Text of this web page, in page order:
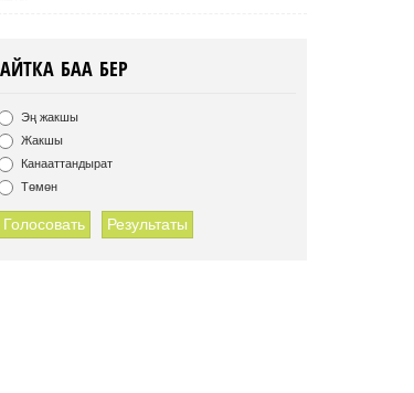
баа бер
Эң жакшы
Жакшы
Канааттандырат
Төмөн
Голосовать Результаты